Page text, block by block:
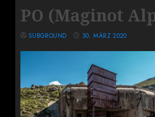
PO (Maginot
SUBGROUND 30. MÄRZ 2020